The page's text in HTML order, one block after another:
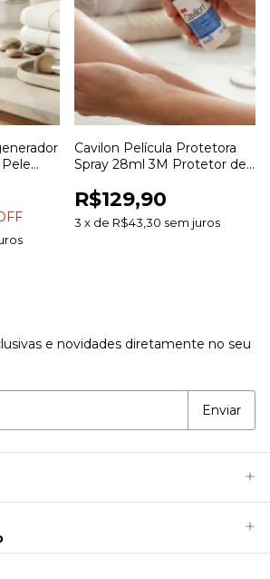
Cavilon Película Protetora
Spray 28ml 3M Protetor de
R$129,90
3 x de R$43,30 sem juros
e novidades diretamente no seu